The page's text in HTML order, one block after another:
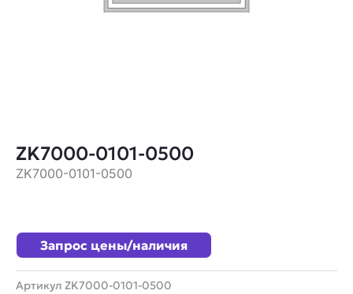
ZK7000-0101-0500
ZK7000-0101-0500
Запрос цены/наличия
Артикул ZK7000-0101-0500